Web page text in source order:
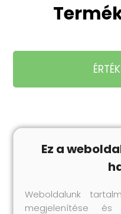
Ez a
Weboldalunk
megjelenítése